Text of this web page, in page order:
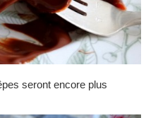
seront encore plus